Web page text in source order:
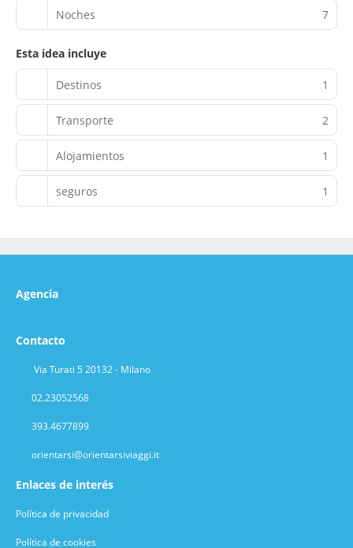
Noches 7
Esta idea incluye
Destinos 1
Transporte 2
Alojamientos 1
seguros 1
Agencia
Contacto
Via Turati 5 20132 - Milano
02.23052568
393.4677899
orientarsi@orientarsiviaggi.it
Enlaces de interés
Política de privacidad
Política de cookies